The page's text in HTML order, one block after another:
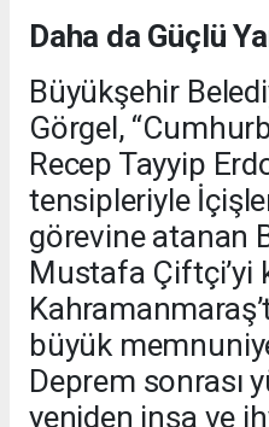
Daha da Güçlü
Büyükşehir
Görgel,
Recep Tayyip
tensipleriyle
görevine atanan
Mustafa Çiftçi’yi
büyük
Deprem sonrası
yeniden inşa ve